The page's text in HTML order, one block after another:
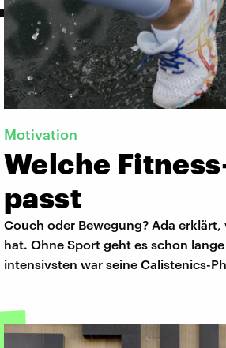
Motivation
Welche
passt
Couch oder Bewegung? Ada
hat. Ohne Sport geht es schon
intensivsten war seine Calistenics-